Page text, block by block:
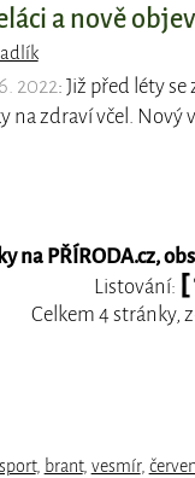
a nově
2022: Již před léty
na zdraví včel. Nový
na PŘÍRODA.cz,
Listování: [
Celkem 4 stránky,
, brant, vesmír,